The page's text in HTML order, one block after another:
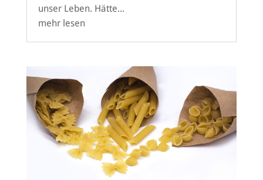
unser Leben. Hätte...
mehr lesen